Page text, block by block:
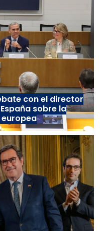
con el director
sobre la